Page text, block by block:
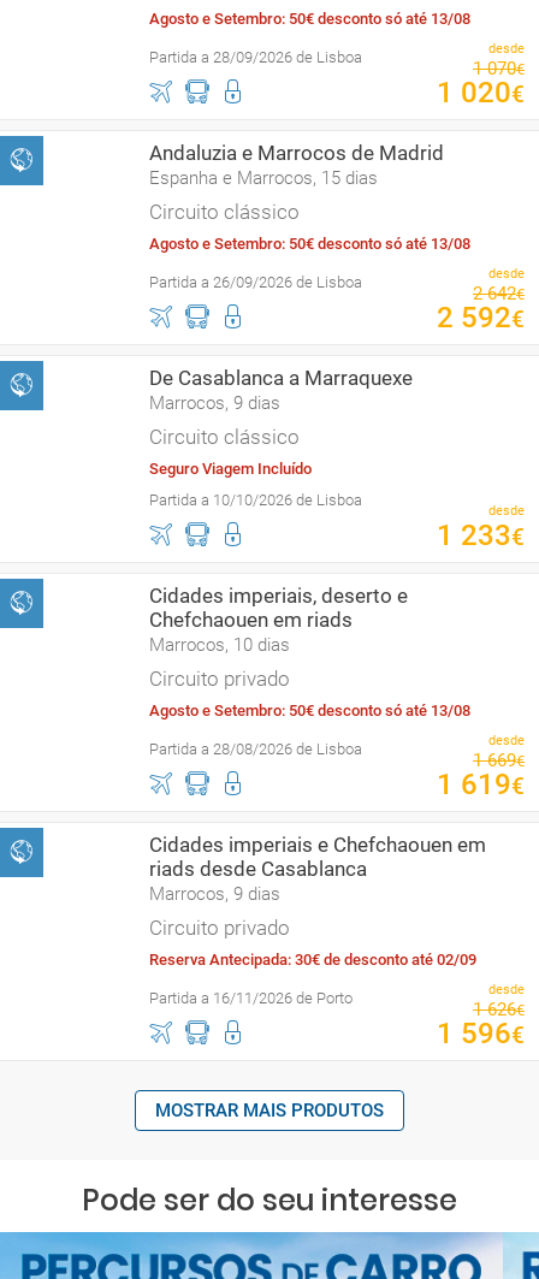
Agosto e Setembro: 50€ desconto só até 13/08
Partida a 28/09/2026 de Lisboa desde
1 070€
1 020€
Andaluzia e Marrocos de Madrid
Espanha e Marrocos, 15 dias
Circuito clássico
Agosto e Setembro: 50€ desconto só até 13/08
Partida a 26/09/2026 de Lisboa desde
2 642€
2 592€
De Casablanca a Marraquexe
Marrocos, 9 dias
Circuito clássico
Seguro Viagem Incluído
Partida a 10/10/2026 de Lisboa
desde
1 233€
Cidades imperiais, deserto e
Chefchaouen em riads
Marrocos, 10 dias
Circuito privado
Agosto e Setembro: 50€ desconto só até 13/08
Partida a 28/08/2026 de Lisboa desde
1 669€
1 619€
Cidades imperiais e Chefchaouen em
riads desde Casablanca
Marrocos, 9 dias
Circuito privado
Reserva Antecipada: 30€ de desconto até 02/09
Partida a 16/11/2026 de Porto desde
1 626€
1 596€
MOSTRAR MAIS PRODUTOS
Pode ser do seu interesse